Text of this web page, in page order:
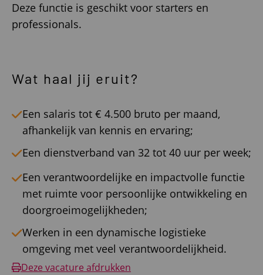
Deze functie is geschikt voor starters en
professionals.
Wat haal jij eruit?
Een salaris tot € 4.500 bruto per maand,
afhankelijk van kennis en ervaring;
Een dienstverband van 32 tot 40 uur per week;
Een verantwoordelijke en impactvolle functie
met ruimte voor persoonlijke ontwikkeling en
doorgroeimogelijkheden;
Werken in een dynamische logistieke
omgeving met veel verantwoordelijkheid.
Deze vacature afdrukken